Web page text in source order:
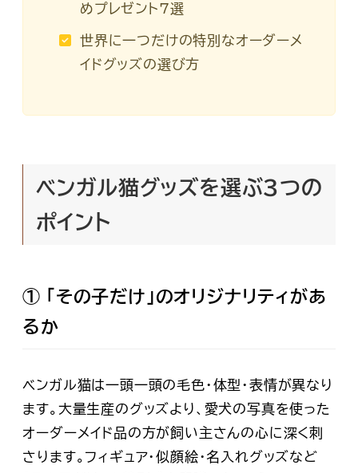
めプレゼント7選
世界に一つだけの特別なオーダーメ
イドグッズの選び方
ベンガル猫グッズを選ぶ3つの
ポイント
① 「その子だけ」のオリジナリティがあ
るか
ベンガル猫は一頭一頭の毛色・体型・表情が異なり
ます。大量生産のグッズより、 愛犬の写真を使った
オーダーメイド品の方が飼い主さんの心に深く刺
さります。フィギュア・似顔絵・名入れグッズなど